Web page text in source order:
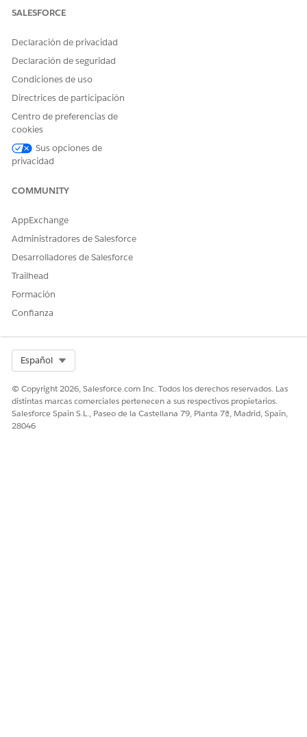
resumen de beneficios de la solicitud de verificación.
Solicitud de verificación electrónica
Reduzca el tiempo que tardan sus representantes en
Verificación de beneficios electrónica. Esta solicitud
automatiza el proceso de verificación a través del
intercambio electrónico de información de cobertura con
pagadores a través de cámaras de compensación.
¿RESOLVIÓ ESTE ARTÍCULO SU PROBLEMA?
Sí
SALESFORCE
Declaración de privacidad
Declaración de seguridad
Condiciones de uso
Directrices de participación
Centro de preferencias de
cookies
Sus opciones de
privacidad
COMMUNITY
AppExchange
Administradores de Salesforce
Desarrolladores de Salesforce
Trailhead
Formación
Confianza
Español
© Copyright 2026, Salesforce.com Inc. Todos los derechos reservados. Las
distintas marcas comerciales pertenecen a sus respectivos propietarios.
Salesforce Spain S.L., Paseo de la Castellana 79, Planta 7ª, Madrid, Spain,
28046